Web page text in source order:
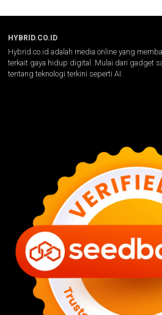
HYBRID.CO.ID
Hybrid.co.id adalah media online yang
terkait gaya hidup digital. Mulai dari gadget
tentang teknologi terkini seperti AI.